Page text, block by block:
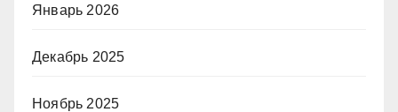
Январь 2026
Декабрь 2025
Ноябрь 2025